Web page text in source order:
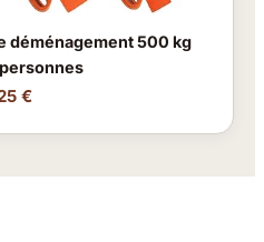
déménagement 500 kg
€